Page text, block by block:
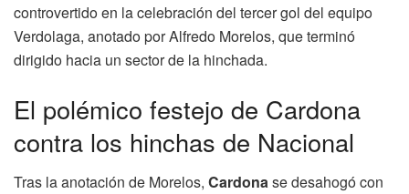
controvertido en la celebración del tercer gol del equipo
Verdolaga, anotado por Alfredo Morelos, que terminó
dirigido hacia un sector de la hinchada.
El polémico festejo de Cardona
contra los hinchas de Nacional
Tras la anotación de Morelos, Cardonase desahogó con